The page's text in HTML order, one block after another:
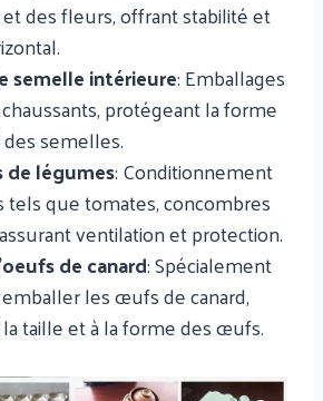
des fleurs, offrant stabilité et
semelle intérieure: Emballages
protégeant la forme
semelles.
légumes: Conditionnement
que tomates, concombres
ventilation et protection.
de canard: Spécialement
les œufs de canard,
taille et à la forme des œufs.